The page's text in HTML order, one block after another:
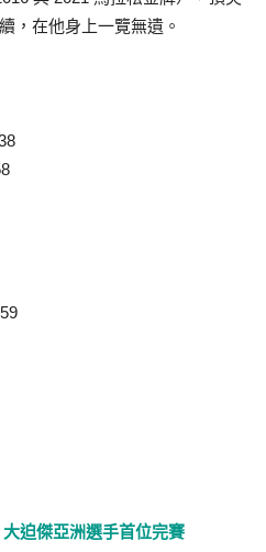
，在他身上一覽無遺。
迫傑亞洲選手首位完賽